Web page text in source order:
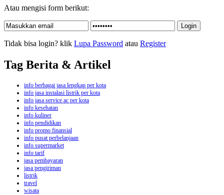
Atau mengisi form berikut:
Tidak bisa login? klik Lupa Password atau Register
Tag Berita & Artikel
info berbagai jasa lengkap per kota
info jasa instalasi listrik per kota
info jasa service ac per kota
info kesehatan
info kuliner
info pendidikan
info promo finansial
info pusat perbelanjaan
info supermarket
info tarif
jasa pembayaran
jasa pengiriman
listrik
travel
wisata